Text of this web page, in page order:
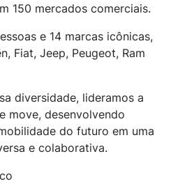
150 mercados comerciais.
e 14 marcas icônicas,
Fiat, Jeep, Peugeot, Ram
diversidade, lideramos a
move, desenvolvendo
do futuro em uma
e colaborativa.